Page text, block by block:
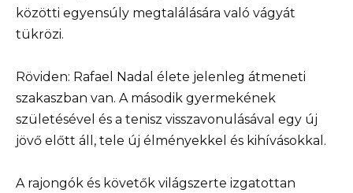
közötti egyensúly megtalálására való vágyát
tükrözi.
Röviden: Rafael Nadal élete jelenleg átmeneti
szakaszban van. A második gyermekének
születésével és a tenisz visszavonulásával egy új
jövő előtt áll, tele új élményekkel és kihívásokkal.
A rajongók és követők világszerte izgatottan